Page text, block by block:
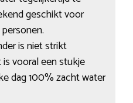
geschikt voor
is niet strikt
vooral een stukje
dag 100% zacht water